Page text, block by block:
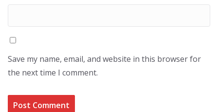
Save my name, email, and website in this browser for
the next time I comment.